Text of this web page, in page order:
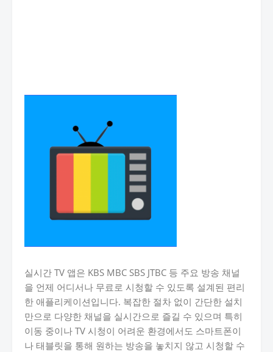
실시간 TV 앱은 KBS MBC SBS JTBC 등 주요 방송 채널
을 언제 어디서나 무료로 시청할 수 있도록 설계된 편리
한 애플리케이션입니다. 복잡한 절차 없이 간단한 설치
만으로 다양한 채널을 실시간으로 즐길 수 있으며 특히
이동 중이나 TV 시청이 어려운 환경에서도 스마트폰이
나 태블릿을 통해 원하는 방송을 놓치지 않고 시청할 수